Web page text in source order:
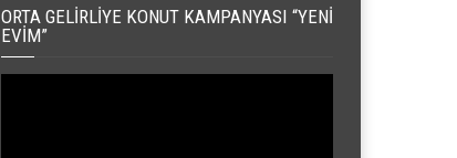
ORTA GELIRLIYE KONUT KAMPANYASI “YENI
EVIM”